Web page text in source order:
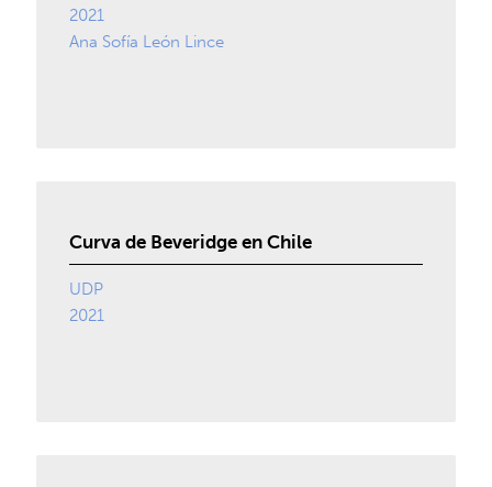
2021
Ana Sofía León Lince
Curva de Beveridge en Chile
UDP
2021